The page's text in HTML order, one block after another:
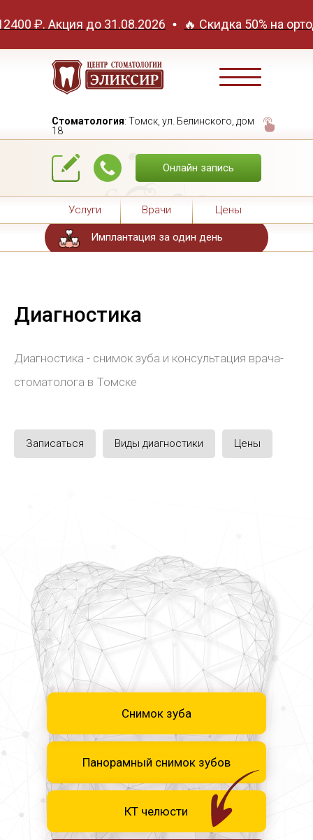
до 31.08.2026 🔥 Скидка 50% на
Стоматология: Томск, ул. Белинского, дом
18
Онлайн запись
Услуги Врачи Цены
Имплантация за один день
Диагностика
Диагностика - снимок зуба и консультация врача-
стоматолога в Томске
Записаться Виды диагностики Цены
Панорамный снимок зубов
Снимок зуба
КТ челюсти